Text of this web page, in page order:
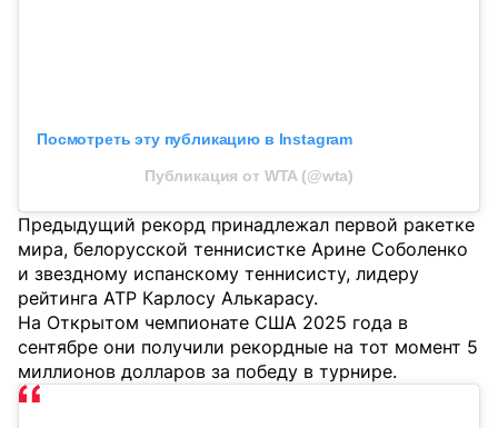
Посмотреть эту публикацию в Instagram
Публикация от WTA (@wta)
Предыдущий рекорд принадлежал первой ракетке
мира, белорусской теннисистке Арине Соболенко
и звездному испанскому теннисисту, лидеру
рейтинга ATP Карлосу Алькарасу.
На Открытом чемпионате США 2025 года в
сентябре они получили рекордные на тот момент 5
миллионов долларов за победу в турнире.